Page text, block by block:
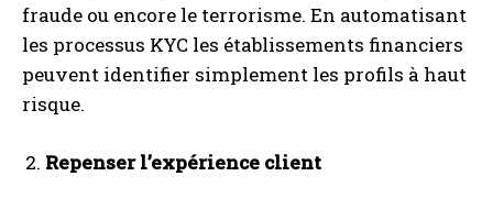
fraude ou encore le terrorisme. En automatisant
les processus KYC les établissements financiers
peuvent identifier simplement les profils à haut
risque.
Repenser l’expérience client